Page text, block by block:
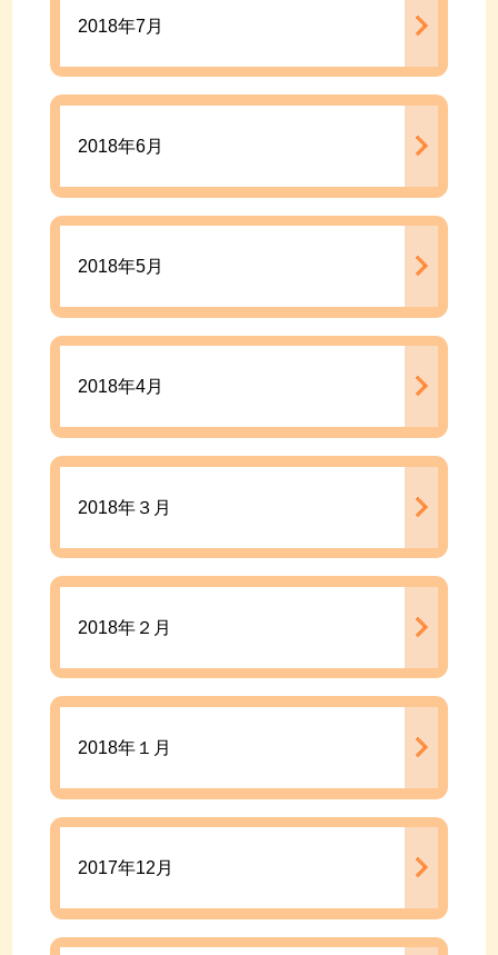
2018年7月
2018年6月
2018年5月
2018年4月
2018年３月
2018年２月
2018年１月
2017年12月